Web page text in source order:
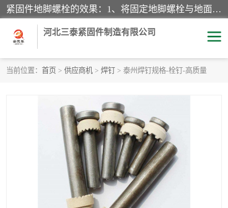
紧固件地脚螺栓的效果：1、将固定地脚螺栓与地面用水泥等物品灌溉在一起，可用来固定较小振荡和冲击的设备。2、活动地脚是一种可拆卸的地脚螺栓，可以固定有激烈振荡和冲击的大型机器设备。3、胀锚地脚螺栓用于固定比较简略且重量轻的设备，辅佐设备长期处于静止状态下。4、粘接地脚螺栓为一种使用广泛且常见的设备，它也是用来固定简略设备的小件。
河北三泰紧固件制造有限公司
当前位置： 首页 > 供应商机 > 焊钉 > 泰州焊钉规格-栓钉-高质量
拉杆
悬挑梁拉杆